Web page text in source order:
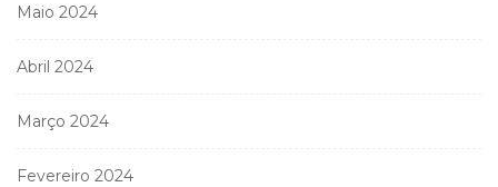
Maio 2024
Abril 2024
Março 2024
Fevereiro 2024